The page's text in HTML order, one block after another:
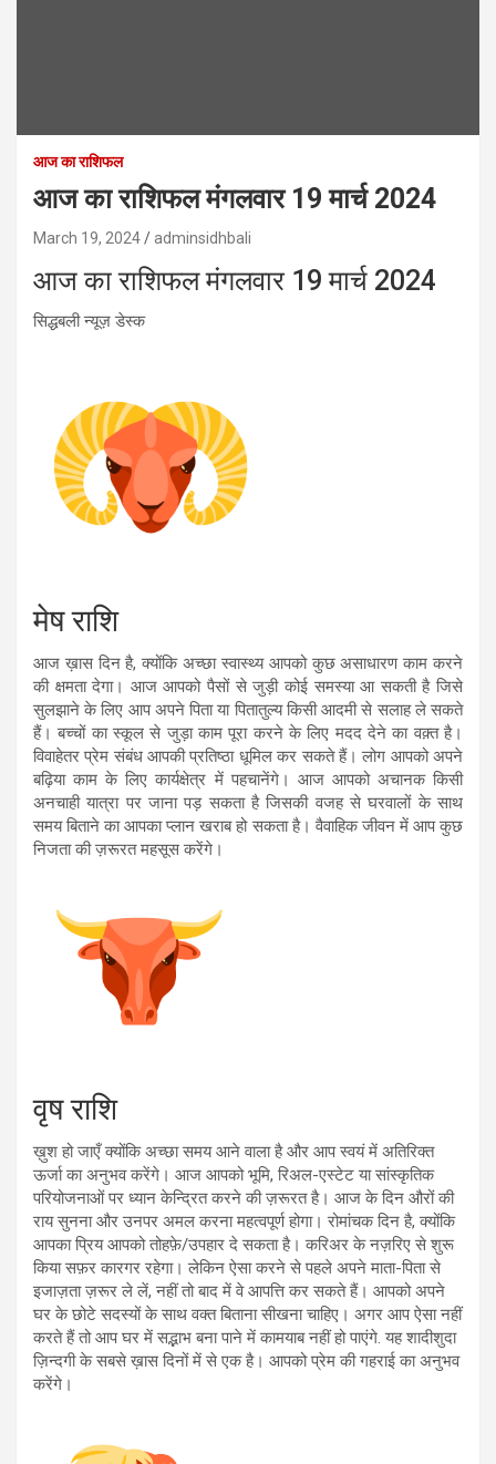
आज का राशिफल
आज का राशिफल मंगलवार 19 मार्च 2024
March 19, 2024 adminsidhbali
आज का राशिफल मंगलवार 19 मार्च 2024
सिद्धबली न्यूज़ डेस्क
मेष राशि
आज ख़ास दिन है, क्योंकि अच्छा स्वास्थ्य आपको कुछ असाधारण काम करने
की क्षमता देगा। आज आपको पैसों से जुड़ी कोई समस्या आ सकती है जिसे
सुलझाने के लिए आप अपने पिता या पितातुल्य किसी आदमी से सलाह ले सकते
हैं। बच्चों का स्कूल से जुड़ा काम पूरा करने के लिए मदद देने का वक़्त है।
विवाहेतर प्रेम संबंध आपकी प्रतिष्ठा धूमिल कर सकते हैं। लोग आपको अपने
बढ़िया काम के लिए कार्यक्षेत्र में पहचानेंगे। आज आपको अचानक किसी
अनचाही यात्रा पर जाना पड़ सकता है जिसकी वजह से घरवालों के साथ
समय बिताने का आपका प्लान खराब हो सकता है। वैवाहिक जीवन में आप कुछ
निजता की ज़रूरत महसूस करेंगे।
वृष राशि
ख़ुश हो जाएँ क्योंकि अच्छा समय आने वाला है और आप स्वयं में अतिरिक्त
ऊर्जा का अनुभव करेंगे। आज आपको भूमि, रिअल-एस्टेट या सांस्कृतिक
परियोजनाओं पर ध्यान केन्द्रित करने की ज़रूरत है। आज के दिन औरों की
राय सुनना और उनपर अमल करना महत्वपूर्ण होगा। रोमांचक दिन है, क्योंकि
आपका प्रिय आपको तोहफ़े/उपहार दे सकता है। करिअर के नज़रिए से शुरू
किया सफ़र कारगर रहेगा। लेकिन ऐसा करने से पहले अपने माता-पिता से
इजाज़ता ज़रूर ले लें, नहीं तो बाद में वे आपत्ति कर सकते हैं। आपको अपने
घर के छोटे सदस्यों के साथ वक्त बिताना सीखना चाहिए। अगर आप ऐसा नहीं
करते हैं तो आप घर में सद्भाभ बना पाने में कामयाब नहीं हो पाएंगे. यह शादीशुदा
ज़िन्दगी के सबसे ख़ास दिनों में से एक है। आपको प्रेम की गहराई का अनुभव
करेंगे।